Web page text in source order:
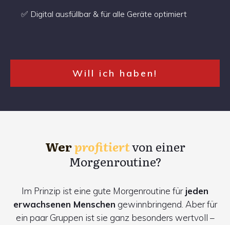
✅ Digital ausfüllbar & für alle Geräte optimiert
Will ich haben!
Werprofitiertvon einer
Morgenroutine?
Im Prinzip ist eine gute Morgenroutine fürjeden
erwachsenen Menschen gewinnbringend. Aber für
ein paar Gruppen ist sie ganz besonders wertvoll –